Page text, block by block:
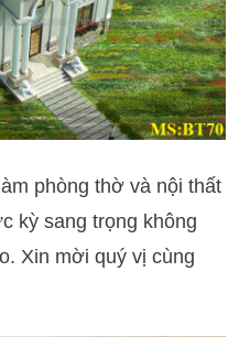
phòng thờ và nội thất
kỳ sang trọng không
Xin mời quý vị cùng